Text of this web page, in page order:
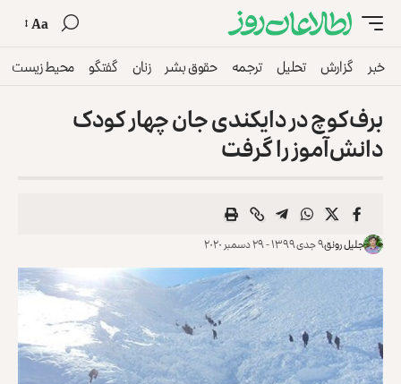
Aa
خبر گزارش تحلیل ترجمه حقوق بشر زنان گفتگو محیط زیست
برف‌کوچ در دایکندی جان چهار کودک
دانش‌آموز را گرفت
جلیل رونق۹ جدی ۱۳۹۹ - ۲۹ دسمبر ۲۰۲۰